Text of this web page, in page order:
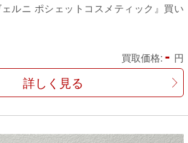
ルニ ポシェットコスメティック』買い
買取価格: - 円
詳しく見る